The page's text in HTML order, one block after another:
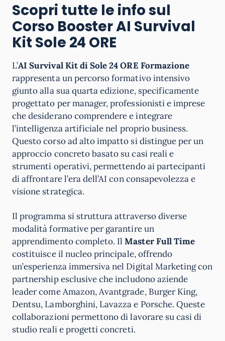
Scopri tutte le info sul
Corso BoosterAI Survival
Kit Sole 24 ORE
L’AI Survival Kit di Sole 24 ORE Formazione
rappresenta un percorso formativo intensivo
giunto alla sua quarta edizione, specificamente
progettato per manager, professionisti e imprese
che desiderano comprendere e integrare
l’intelligenza artificiale nel proprio business.
Questo corso ad alto impatto si distingue per un
approccio concreto basato su casi reali e
strumenti operativi, permettendo ai partecipanti
di affrontare l’era dell’AI con consapevolezza e
visione strategica.
Il programma si struttura attraverso diverse
modalità formative per garantire un
apprendimento completo. IlMaster Full Time
costituisce il nucleo principale, offrendo
un’esperienza immersiva nel Digital Marketing con
partnership esclusive che includono aziende
leader come Amazon, Avantgrade, Burger King,
Dentsu, Lamborghini, Lavazza e Porsche. Queste
collaborazioni permettono di lavorare su casi di
studio reali e progetti concreti.